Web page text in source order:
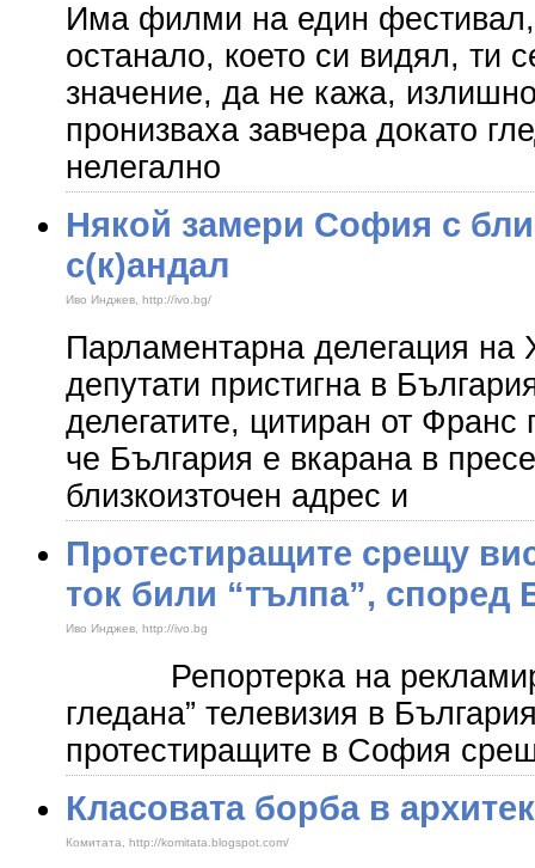
Има филми на един фестивал,
останало, което си видял, ти
значение, да не кажа,
пронизваха завчера докато
нелегално
Някой замери София с
с(к)андал
Иво Инджев, http://ivo.bg/
Парламентарна делегация
депутати пристигна в
делегатите, цитиран от Франс
че България е вкарана в
близкоизточен адрес и
Протестиращите срещу
ток били “тълпа”, според
Иво Инджев, http://ivo.bg
Репортерка на
гледана” телевизия в
протестиращите в София
Класовата борба в
Комитата, http://komitata.blogspot.com/